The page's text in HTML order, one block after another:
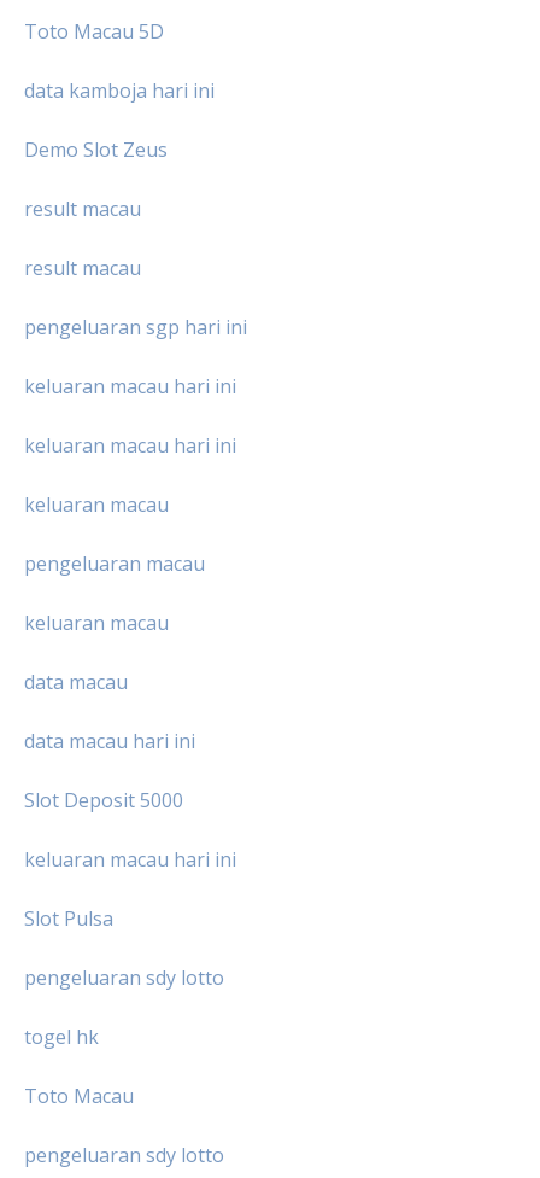
Toto Macau 5D
data kamboja hari ini
Demo Slot Zeus
result macau
result macau
pengeluaran sgp hari ini
keluaran macau hari ini
keluaran macau hari ini
keluaran macau
pengeluaran macau
keluaran macau
data macau
data macau hari ini
Slot Deposit 5000
keluaran macau hari ini
Slot Pulsa
pengeluaran sdy lotto
togel hk
Toto Macau
pengeluaran sdy lotto